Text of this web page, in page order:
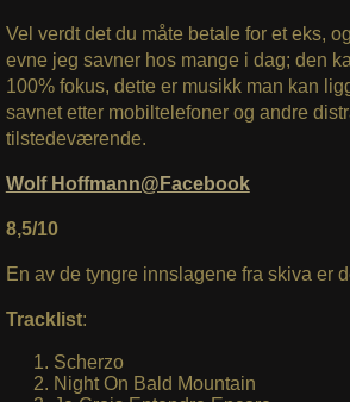
Vel verdt det du måte betale for et eks,
evne jeg savner hos mange i dag; den
100% fokus, dette er musikk man kan
savnet etter mobiltelefoner og andre
tilstedeværende.
Wolf Hoffmann@Facebook
8,5/10
En av de tyngre innslagene fra skiva er
Tracklist:
Scherzo
Night On Bald Mountain